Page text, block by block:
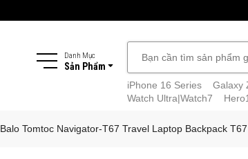
Danh Mục
Sản Phẩm
iPhone 16 Series
Galaxy
Watch Ultra|Watch7
Balo Tomtoc Navigator-T67 Travel Laptop Backpack T67